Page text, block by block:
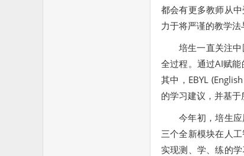
都会有更多教师从
力于将严谨的教学法
培生一直关注
全过程。通过AI赋
其中，EBYL
的学习建议，并基于
今年初，培生
三个全新模块在人
实现测、学、练的